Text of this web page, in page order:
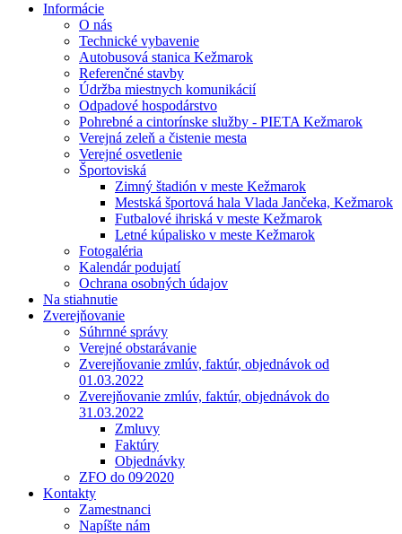
Informácie
O nás
Technické vybavenie
Autobusová stanica Kežmarok
Referenčné stavby
Údržba miestnych komunikácií
Odpadové hospodárstvo
Pohrebné a cintorínske služby - PIETA Kežmarok
Verejná zeleň a čistenie mesta
Verejné osvetlenie
Športoviská
Zimný štadión v meste Kežmarok
Mestská športová hala Vlada Jančeka, Kežmarok
Futbalové ihriská v meste Kežmarok
Letné kúpalisko v meste Kežmarok
Fotogaléria
Kalendár podujatí
Ochrana osobných údajov
Na stiahnutie
Zverejňovanie
Súhrnné správy
Verejné obstarávanie
Zverejňovanie zmlúv, faktúr, objednávok od
01.03.2022
Zverejňovanie zmlúv, faktúr, objednávok do
31.03.2022
Zmluvy
Faktúry
Objednávky
ZFO do 09⁄2020
Kontakty
Zamestnanci
Napíšte nám